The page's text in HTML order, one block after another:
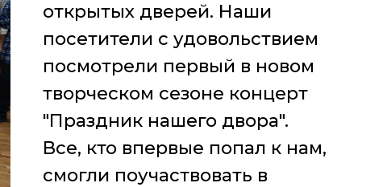
открытых дверей. Наши
посетители с удовольствием
посмотрели первый в новом
творческом сезоне концерт
"Праздник нашего двора".
Все, кто впервые попал к нам,
смогли поучаствовать в